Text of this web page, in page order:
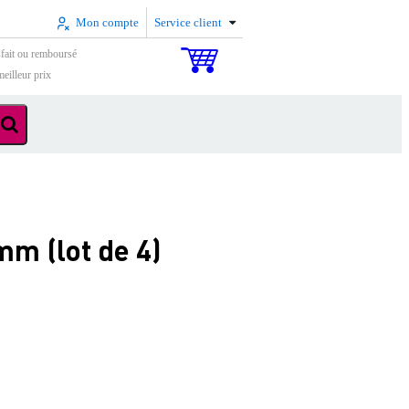
Mon compte Service client
ou remboursé
prix
(lot de 4)